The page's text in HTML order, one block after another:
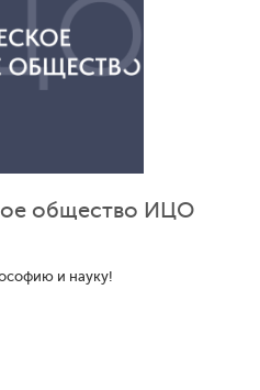
общество ИЦО
и науку!